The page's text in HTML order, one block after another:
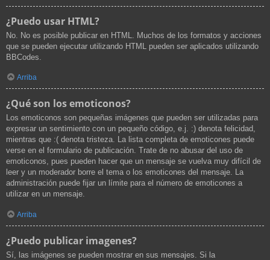
¿Puedo usar HTML?
No. No es posible publicar en HTML. Muchos de los formatos y acciones
que se pueden ejecutar utilizando HTML pueden ser aplicados utilizando
BBCodes.
Arriba
¿Qué son los emoticonos?
Los emoticonos son pequeñas imágenes que pueden ser utilizadas para
expresar un sentimiento con un pequeño código, e.j. :) denota felicidad,
mientras que :( denota tristeza. La lista completa de emoticones puede
verse en el formulario de publicación. Trate de no abusar del uso de
emoticonos, pues pueden hacer que un mensaje se vuelva muy difícil de
leer y un moderador borre el tema o los emoticones del mensaje. La
administración puede fijar un límite para el número de emoticones a
utilizar en un mensaje.
Arriba
¿Puedo publicar imagenes?
Sí, las imágenes se pueden mostrar en sus mensajes. Si la